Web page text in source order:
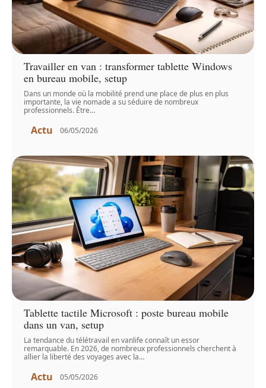
Travailler en van : transformer tablette Windows
en bureau mobile, setup
Dans un monde où la mobilité prend une place de plus en plus
importante, la vie nomade a su séduire de nombreux
professionnels. Être…
Actu 06/05/2026
Tablette tactile Microsoft : poste bureau mobile
dans un van, setup
La tendance du télétravail en vanlife connaît un essor
remarquable. En 2026, de nombreux professionnels cherchent à
allier la liberté des voyages avec la…
Actu 05/05/2026